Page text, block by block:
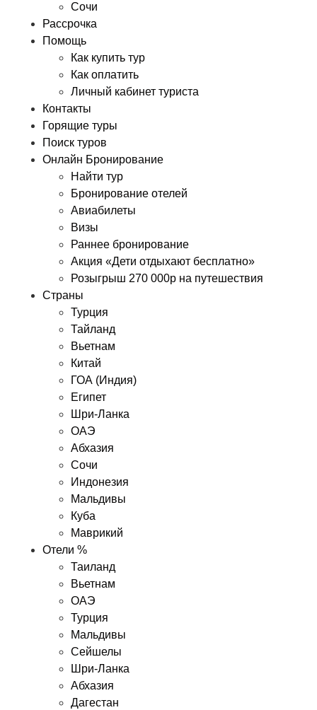
Сочи
Рассрочка
Помощь
Как купить тур
Как оплатить
Личный кабинет туриста
Контакты
Горящие туры
Поиск туров
Онлайн Бронирование
Найти тур
Бронирование отелей
Авиабилеты
Визы
Раннее бронирование
Акция «Дети отдыхают бесплатно»
Розыгрыш 270 000р на путешествия
Страны
Турция
Тайланд
Вьетнам
Китай
ГОА (Индия)
Египет
Шри-Ланка
ОАЭ
Абхазия
Сочи
Индонезия
Мальдивы
Куба
Маврикий
Отели %
Таиланд
Вьетнам
ОАЭ
Турция
Мальдивы
Сейшелы
Шри-Ланка
Абхазия
Дагестан